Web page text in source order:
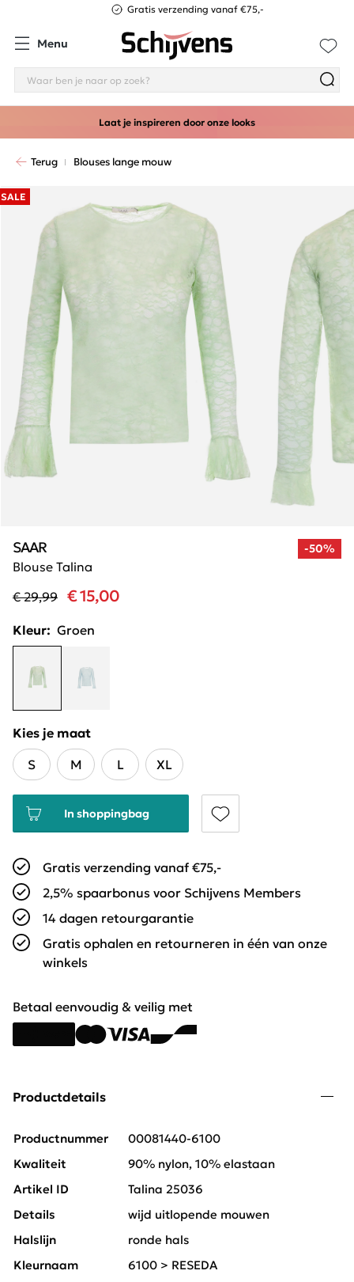
Gratis verzending vanaf €75,-
Menu
Laat je inspireren door onze looks
Terug Blouses lange mouw
SALE
-50%
Blouse Talina
SAAR
€ 29,99 € 15,00
Kleur: Groen
Kies je maat
S
M L XL
In shoppingbag
Gratis verzending vanaf €75,-
2,5% spaarbonus voor Schijvens Members
14 dagen retourgarantie
Gratis ophalen en retourneren in één van onze
winkels
Betaal eenvoudig & veilig met
Productdetails
Productnummer
00081440-6100
Kwaliteit
90% nylon, 10% elastaan
Artikel ID
Talina 25036
Details
wijd uitlopende mouwen
Halslijn
ronde hals
Kleurnaam
6100 > RESEDA